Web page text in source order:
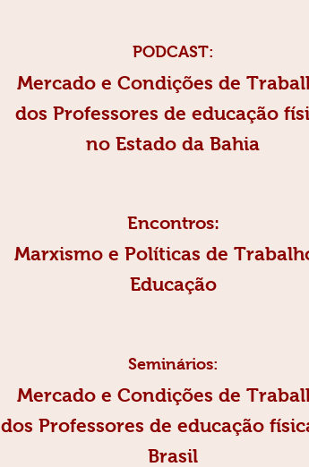
PODCAST:
Mercado e Condições de
dos Professores de educação
no Estado da Bahia
Encontros:
Marxismo e Políticas de
Educação
Seminários:
Mercado e Condições de
dos Professores de educação
Brasil